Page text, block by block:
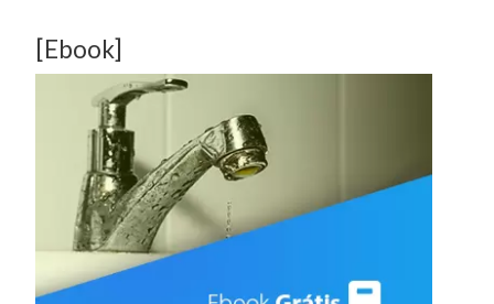
[Ebook]